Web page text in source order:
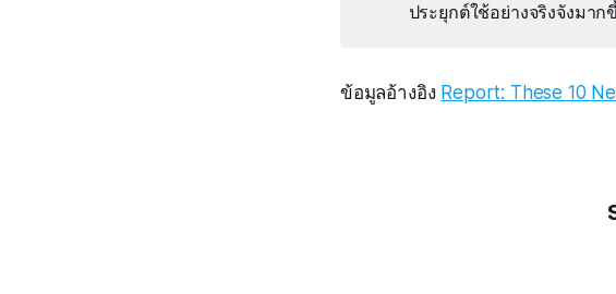
ประยุกต์ใช้อย่างจริงจังมาก
ข้อมูลอ้างอิง Report: These 10